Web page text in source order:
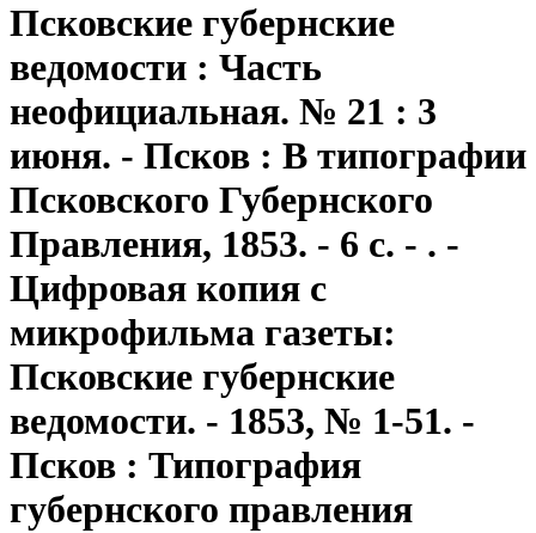
Псковские губернские
ведомости : Часть
неофициальная. № 21 : 3
июня. - Псков : В типографии
Псковского Губернского
Правления, 1853. - 6 с. - . -
Цифровая копия с
микрофильма газеты:
Псковские губернские
ведомости. - 1853, № 1-51. -
Псков : Типография
губернского правления